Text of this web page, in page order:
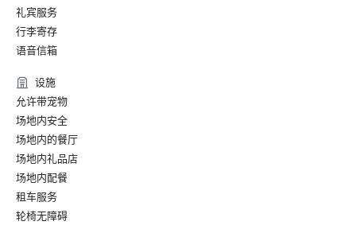
礼宾服务
行李寄存
语音信箱
设施
允许带宠物
场地内安全
场地内的餐厅
场地内礼品店
场地内配餐
租车服务
轮椅无障碍